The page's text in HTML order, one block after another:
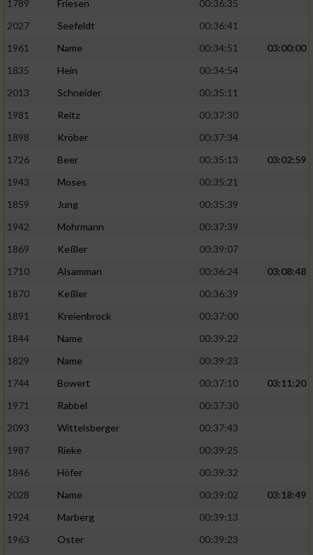
1789 Friesen
00:36:35
2027
Seefeldt
00:36:41
1961
Name 00:34:51
03:00:00
1835
Hein
00:34:54
2013
Schneider
00:35:11
1981
Reitz
00:37:30
1898
Kröber
00:37:34
1726
Beer 00:35:13
03:02:59
1943
Moses
00:35:21
1859
Jung
00:35:39
1942
Mohrmann
00:37:39
1869
Keßler
00:39:07
1710
Alsamman 00:36:24
03:08:48
1870
Keßler
00:36:39
1891
Kreienbrock
00:37:00
1844
Name
00:39:22
1829
Name
00:39:23
1744
Bowert 00:37:10
03:11:20
1971
Rabbel
00:37:30
2093
Wittelsberger
00:37:43
1987
Rieke
00:39:25
1846
Höfer
00:39:32
2028
Name 00:39:02
03:18:49
1924
Marberg
00:39:13
1963
Oster
00:39:23